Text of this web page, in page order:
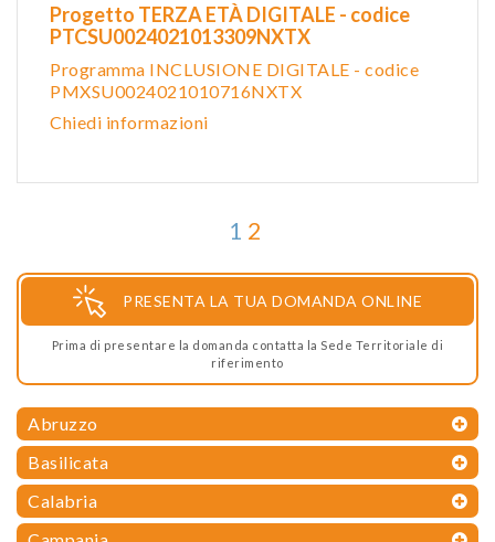
Progetto TERZA ETÀ DIGITALE - codice
PTCSU0024021013309NXTX
Programma INCLUSIONE DIGITALE - codice
PMXSU0024021010716NXTX
Chiedi informazioni
1 2
PRESENTA LA TUA DOMANDA ONLINE
Prima di presentare la domanda contatta la Sede Territoriale di
riferimento
Abruzzo
Basilicata
Calabria